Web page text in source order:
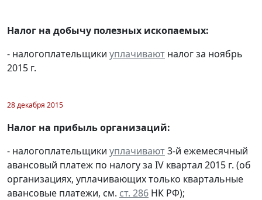
Налог на добычу полезных ископаемых:
- налогоплательщики уплачивают налог за ноябрь
2015 г.
28 декабря 2015
Налог на прибыль организаций:
- налогоплательщики уплачивают3-й ежемесячный
авансовый платеж по налогу за IV квартал 2015 г. (об
организациях, уплачивающих только квартальные
авансовые платежи, см. ст. 286 НК РФ);